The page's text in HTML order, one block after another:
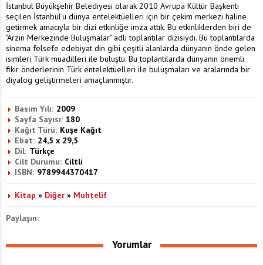
İstanbul Büyükşehir Belediyesi olarak 2010 Avrupa Kültür Başkenti
seçilen İstanbul'u dünya entelektüelleri için bir çekim merkezi haline
getirmek amacıyla bir dizi etkinliğe imza attık. Bu etkinliklerden biri de
"Arzın Merkezinde Buluşmalar" adlı toplantılar dizisiydi. Bu toplantılarda
sinema felsefe edebiyat din gibi çeşitli alanlarda dünyanın önde gelen
isimleri Türk muadilleri ile buluştu. Bu toplantılarda dünyanın önemli
fikir önderlerinin Türk entelektüelleri ile buluşmaları ve aralarında bir
diyalog geliştirmeleri amaçlanmıştır.
Basım Yılı: 2009
Sayfa Sayısı: 180
Kağıt Türü: Kuşe Kağıt
Ebat: 24,5 x 29,5
Dil: Türkçe
Cilt Durumu: Ciltli
ISBN: 9789944370417
Kitap » Diğer » Muhtelif
Paylaşın:
Yorumlar